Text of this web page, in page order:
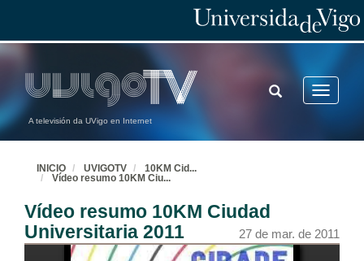
A televisión da UVigo en Internet
Toggle
TOGGLE
SEARCH
INICIO UVIGOTV 10KM Cid...
Vídeo resumo 10KM Ciu...
Vídeo resumo 10KM Ciudad
Universitaria 2011
27 de mar. de 2011